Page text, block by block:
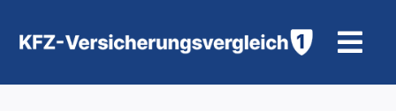
Inhalt